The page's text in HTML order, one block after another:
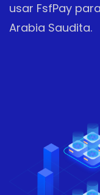
usar FsfPay
Arabia Saudita.